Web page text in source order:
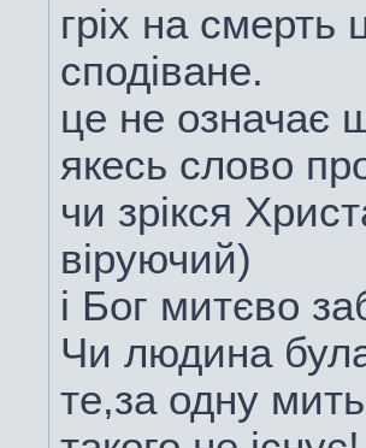
гріх на смерть
сподіване.
це не означає
якесь слово
чи зрікся
віруючий)
і Бог митєво
Чи людина
те,за одну